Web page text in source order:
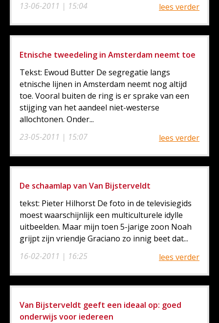
13-06-2011 | 15:04
lees verder
Etnische tweedeling in Amsterdam neemt toe
23-05-2011 | 15:07
Tekst: Ewoud Butter De segregatie langs
etnische lijnen in Amsterdam neemt nog altijd
toe. Vooral buiten de ring is er sprake van een
stijging van het aandeel niet-westerse
allochtonen. Onder...
lees verder
De schaamlap van Van Bijsterveldt
16-02-2011 | 16:25
tekst: Pieter Hilhorst De foto in de televisiegids
moest waarschijnlijk een multiculturele idylle
uitbeelden. Maar mijn toen 5-jarige zoon Noah
grijpt zijn vriendje Graciano zo innig beet dat...
lees verder
Van Bijsterveldt geeft een ideaal op: goed
onderwijs voor iedereen